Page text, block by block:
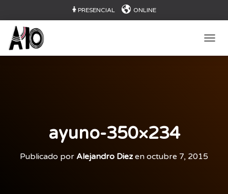
PRESENCIAL ONLINE
ayuno-350×234
Publicado por Alejandro Diezen octubre 7, 2015